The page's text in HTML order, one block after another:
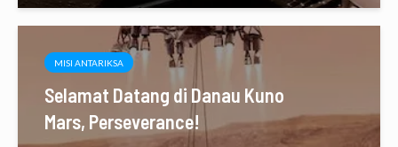
MISI ANTARIKSA
Selamat Datang di Danau Kuno
Mars, Perseverance!